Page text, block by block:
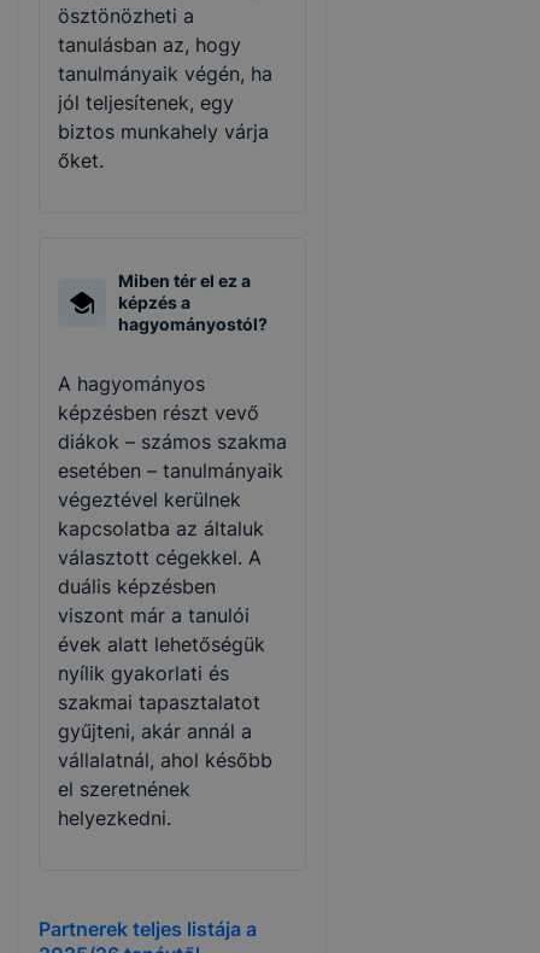
ösztönözheti a
tanulásban az, hogy
tanulmányaik végén, ha
jól teljesítenek, egy
biztos munkahely várja
őket.
Miben tér el ez a
képzés a
hagyományostól?
A hagyományos
képzésben részt vevő
diákok – számos szakma
esetében – tanulmányaik
végeztével kerülnek
kapcsolatba az általuk
választott cégekkel. A
duális képzésben
viszont már a tanulói
évek alatt lehetőségük
nyílik gyakorlati és
szakmai tapasztalatot
gyűjteni, akár annál a
vállalatnál, ahol később
el szeretnének
helyezkedni.
Partnerek teljes listája a